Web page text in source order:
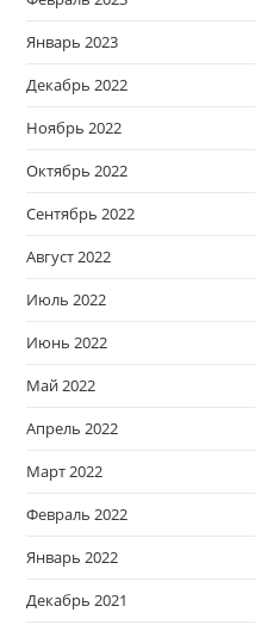
Январь 2023
Декабрь 2022
Ноябрь 2022
Октябрь 2022
Сентябрь 2022
Август 2022
Июль 2022
Июнь 2022
Май 2022
Апрель 2022
Март 2022
Февраль 2022
Январь 2022
Декабрь 2021